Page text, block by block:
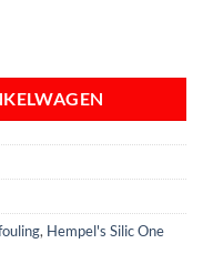
, Hempel's Silic One